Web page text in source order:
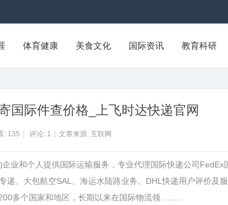
体育健康 美食文化 国际资讯 教育科研
国际件查价格_上飞时达快递官网
: 135 评论: 1 文章来源: 互联网
业和个人提供国际运输服务，专业代理国际快递公司FedEx
递、大包航空SAL、海运水陆路业务。DHL快递用户评价及
多个国家和地区，长期以来在国际物流领.........